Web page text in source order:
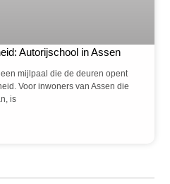
Autorijschool in Assen
mijlpaal die de deuren opent
Voor inwoners van Assen die
is